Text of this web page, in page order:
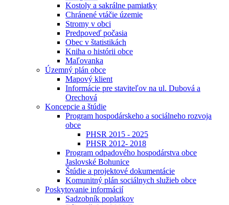
Kostoly a sakrálne pamiatky
Chránené vtáčie územie
Stromy v obci
Predpoveď počasia
Obec v štatistikách
Kniha o histórii obce
Maľovanka
Územný plán obce
Mapový klient
Informácie pre staviteľov na ul. Dubová a
Orechová
Koncepcie a štúdie
Program hospodárskeho a sociálneho rozvoja
obce
PHSR 2015 - 2025
PHSR 2012- 2018
Program odpadového hospodárstva obce
Jaslovské Bohunice
Štúdie a projektové dokumentácie
Komunitný plán sociálnych služieb obce
Poskytovanie informácií
Sadzobník poplatkov